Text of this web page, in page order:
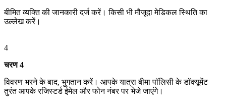
बीमित व्यक्ति की जानकारी दर्ज करें। किसी भी मौजूदा मेडिकल स्थिति का
उल्लेख करें।
4
चरण 4
विवरण भरने के बाद, भुगतान करें। आपके यात्रा बीमा पॉलिसी के डॉक्यूमेंट
तुरंत आपके रजिस्टर्ड ईमेल और फोन नंबर पर भेजे जाएंगे।